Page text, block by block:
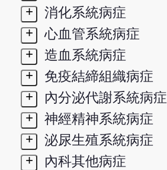
+
消化系統病症
+
心血管系統病症
+
造血系統病症
+
免疫結締組織病症
+
內分泌代謝系統病症
+
神經精神系統病症
+
泌尿生殖系統病症
+
內科其他病症